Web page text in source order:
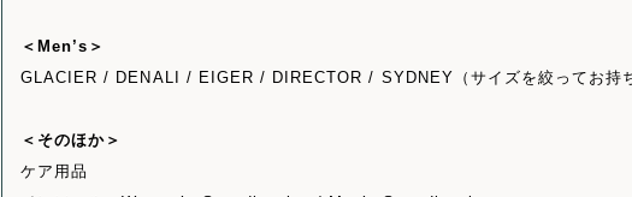
＜Men’s＞
GLACIER / DENALI / EIGER / DIRECTOR / SYDNEY（サイズを絞ってお持
＜そのほか＞
ケア用品